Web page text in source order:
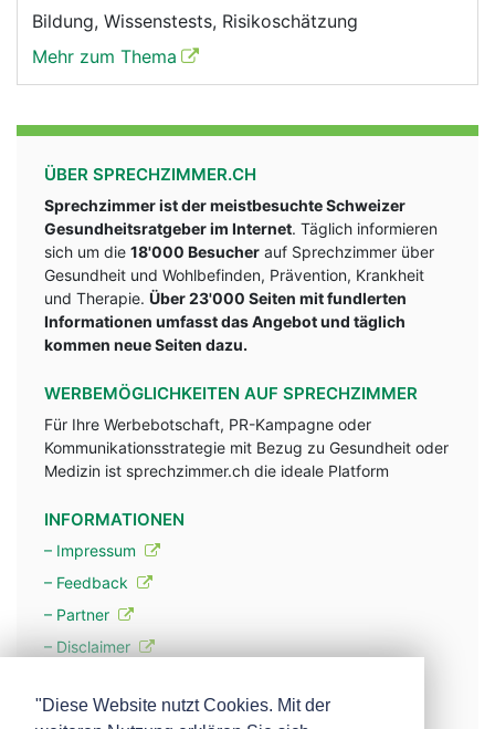
Bildung, Wissenstests, Risikoschätzung
Mehr zum Thema
ÜBER SPRECHZIMMER.CH
Sprechzimmer ist der meistbesuchte Schweizer
Gesundheitsratgeber im Internet. Täglich informieren
sich um die 18'000 Besucher auf Sprechzimmer über
Gesundheit und Wohlbefinden, Prävention, Krankheit
und Therapie. Über 23'000 Seiten mit fundlerten
Informationen umfasst das Angebot und täglich
kommen neue Seiten dazu.
WERBEMÖGLICHKEITEN AUF SPRECHZIMMER
Für Ihre Werbebotschaft, PR-Kampagne oder
Kommunikationsstrategie mit Bezug zu Gesundheit oder
Medizin ist sprechzimmer.ch die ideale Platform
INFORMATIONEN
– Impressum
– Feedback
– Partner
– Disclaimer
"Diese Website nutzt Cookies. Mit der